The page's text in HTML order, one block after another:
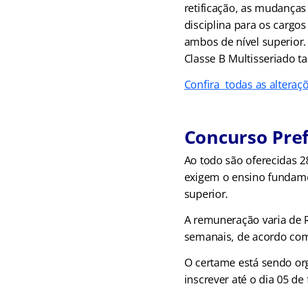
retificação, as
disciplina para os
ambos de nível
Classe B Multisseriado
Confira todas as
Concurso
Ao todo são oferecidas
exigem o ensino
superior.
A remuneração varia de
semanais, de acordo
O certame está sendo
inscrever até o dia 05